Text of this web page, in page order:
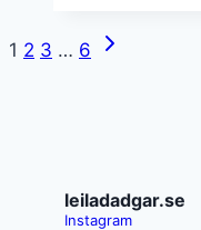
Page
1 2 3 … 6
Next
leiladadgar.se
Instagram